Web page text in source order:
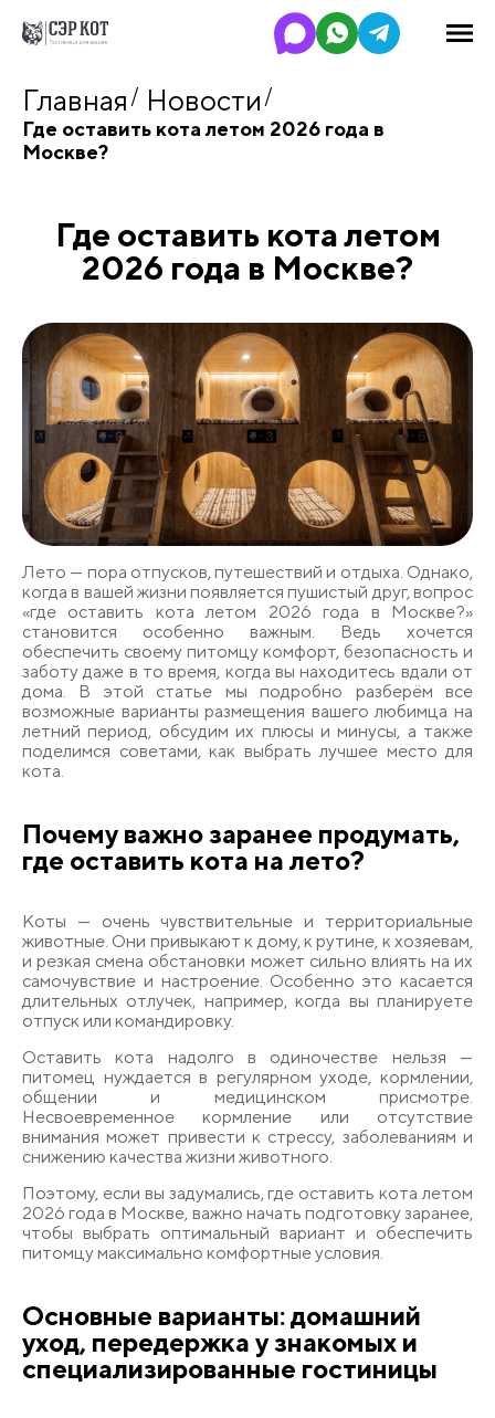
Главная Новости
Где оставить кота летом 2026 года в
Москве?
Где оставить кота летом
2026 года в Москве?
Лето — пора отпусков, путешествий и отдыха. Однако,
когда в вашей жизни появляется пушистый друг, вопрос
«где оставить кота летом 2026 года в Москве?»
становится особенно важным. Ведь хочется
обеспечить своему питомцу комфорт, безопасность и
заботу даже в то время, когда вы находитесь вдали от
дома. В этой статье мы подробно разберём все
возможные варианты размещения вашего любимца на
летний период, обсудим их плюсы и минусы, а также
поделимся советами, как выбрать лучшее место для
кота.
Почему важно заранее продумать,
где оставить кота на лето?
Коты — очень чувствительные и территориальные
животные. Они привыкают к дому, к рутине, к хозяевам,
и резкая смена обстановки может сильно влиять на их
самочувствие и настроение. Особенно это касается
длительных отлучек, например, когда вы планируете
отпуск или командировку.
Оставить кота надолго в одиночестве нельзя —
питомец нуждается в регулярном уходе, кормлении,
общении и медицинском присмотре.
Несвоевременное кормление или отсутствие
внимания может привести к стрессу, заболеваниям и
снижению качества жизни животного.
Поэтому, если вы задумались, где оставить кота летом
2026 года в Москве, важно начать подготовку заранее,
чтобы выбрать оптимальный вариант и обеспечить
питомцу максимально комфортные условия.
Основные варианты: домашний
уход, передержка у знакомых и
специализированные гостиницы